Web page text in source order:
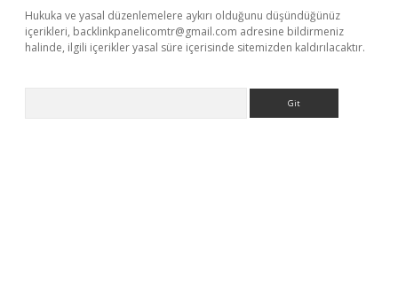
Hukuka ve yasal düzenlemelere aykırı olduğunu düşündüğünüz
içerikleri, backlinkpanelicomtr@gmail.com adresine bildirmeniz
halinde, ilgili içerikler yasal süre içerisinde sitemizden kaldırılacaktır.